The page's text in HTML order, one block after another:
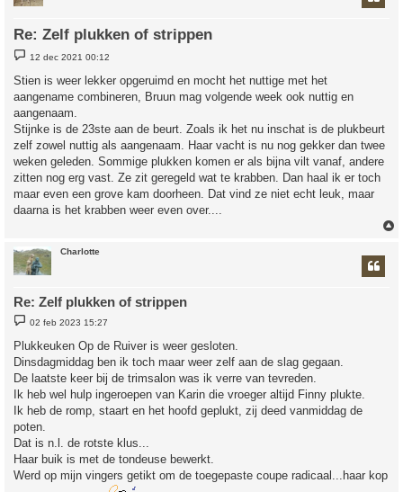
Re: Zelf plukken of strippen
B
e
r
i
c
t
12 dec 2021 00:12
Stien is weer lekker opgeruimd en mocht het nuttige met het
aangename combineren, Bruun mag volgende week ook nuttig en
aangenaam.
Stijnke is de 23ste aan de beurt. Zoals ik het nu inschat is de plukbeurt
zelf zowel nuttig als aangenaam. Haar vacht is nu nog gekker dan twee
weken geleden. Sommige plukken komen er als bijna vilt vanaf, andere
zitten nog erg vast. Ze zit geregeld wat te krabben. Dan haal ik er toch
maar even een grove kam doorheen. Dat vind ze niet echt leuk, maar
daarna is het krabben weer even over....
Charlotte
Re: Zelf plukken of strippen
B
i
c
h
t
02 feb 2023 15:27
Plukkeuken Op de Ruiver is weer gesloten.
Dinsdagmiddag ben ik toch maar weer zelf aan de slag gegaan.
De laatste keer bij de trimsalon was ik verre van tevreden.
Ik heb wel hulp ingeroepen van Karin die vroeger altijd Finny plukte.
Ik heb de romp, staart en het hoofd geplukt, zij deed vanmiddag de
poten.
Dat is n.l. de rotste klus...
Haar buik is met de tondeuse bewerkt.
Werd op mijn vingers getikt om de toegepaste coupe radicaal...haar kop